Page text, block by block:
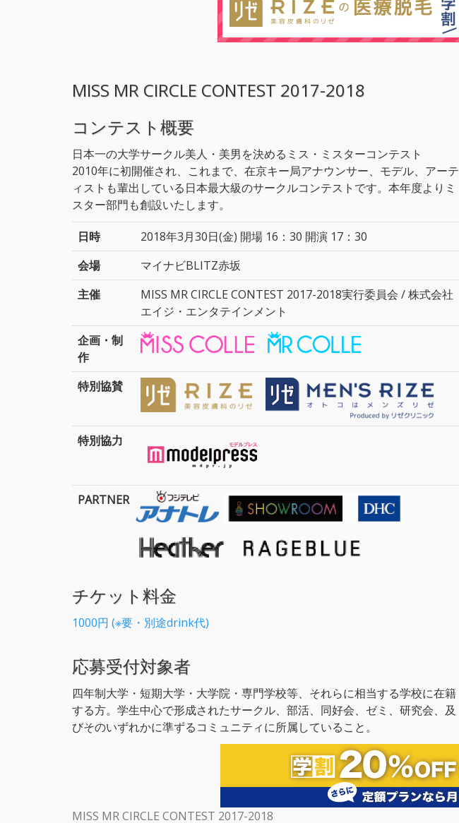
MISS MR CIRCLE CONTEST 2017-2018
コンテスト概要
日本一の大学サークル美人・美男を決めるミス・ミスターコンテスト
2010年に初開催され、これまで、在京キー局アナウンサー、モデル、アーテ
ィストも輩出している日本最大級のサークルコンテストです。本年度よりミ
スター部門も創設いたします。
日時
2018年3月30日(金) 開場 16：30 開演 17：30
会場
マイナビBLITZ赤坂
主催
MISS MR CIRCLE CONTEST 2017-2018実行委員会 / 株式会社
エイジ・エンタテインメント
企画・制
作
特別協賛
特別協力
PARTNER
チケット料金
1000円 (※要・別途drink代)
応募受付対象者
四年制大学・短期大学・大学院・専門学校等、それらに相当する学校に在籍
する方。学生中心で形成されたサークル、部活、同好会、ゼミ、研究会、及
びそのいずれかに準ずるコミュニティに所属していること。
MISS MR CIRCLE CONTEST 2017-2018